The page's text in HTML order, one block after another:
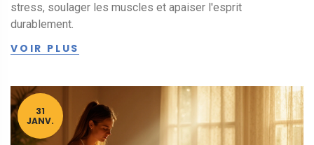
stress, soulager les muscles et apaiser l'esprit
durablement.
VOIR PLUS
31
JANV.